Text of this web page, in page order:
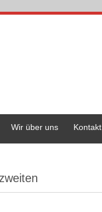
Wir über uns Kontakt